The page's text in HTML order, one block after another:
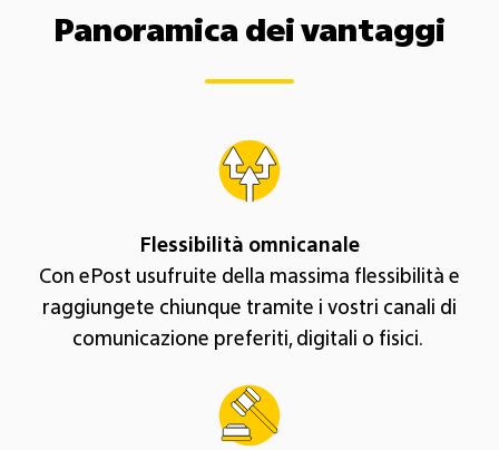
Panoramica dei vantaggi
Flessibilità omnicanale
Con ePost usufruite della massima flessibilità e
raggiungete chiunque tramite i vostri canali di
comunicazione preferiti, digitali o fisici.